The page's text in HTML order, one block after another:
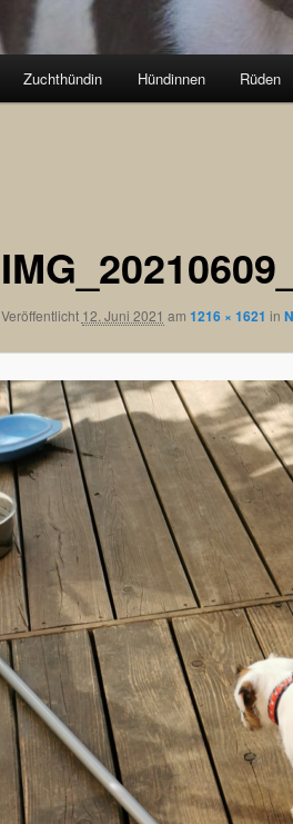
Zuchthündin Hündinnen Rüden
Veröffentlicht 12. Juni 2021 am 1216 × 1621 in